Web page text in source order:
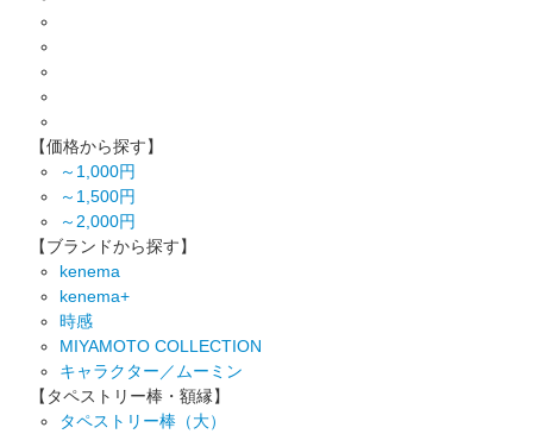
【価格から探す】
～1,000円
～1,500円
～2,000円
【ブランドから探す】
kenema
kenema+
時感
MIYAMOTO COLLECTION
キャラクター／ムーミン
【タペストリー棒・額縁】
タペストリー棒（大）